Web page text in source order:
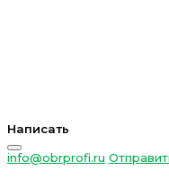
Написать
info@obrprofi.ru